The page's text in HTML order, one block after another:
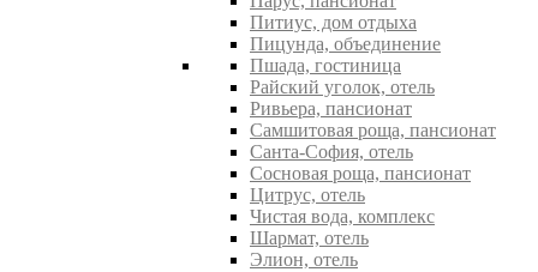
Питиус, дом отдыха
Пицунда, объединение
Пшада, гостиница
Райский уголок, отель
Ривьера, пансионат
Самшитовая роща, пансионат
Санта-София, отель
Сосновая роща, пансионат
Цитрус, отель
Чистая вода, комплекс
Шармат, отель
Элион, отель